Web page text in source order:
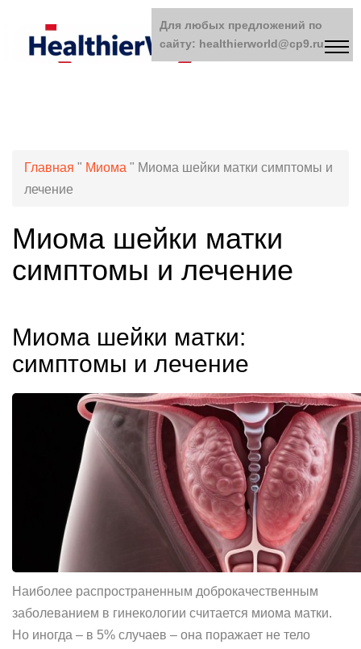
Главная " Миома " Миома шейки матки симптомы и
лечение
Миома шейки матки
симптомы и лечение
Миома шейки матки:
симптомы и лечение
Наиболее распространенным доброкачественным
заболеванием в гинекологии считается миома матки.
Но иногда – в 5% случаев – она поражает не тело
Для любых предложений по
сайту: healthierworld@cp9.ru